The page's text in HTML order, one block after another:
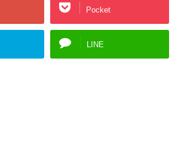
Pocket
LINE